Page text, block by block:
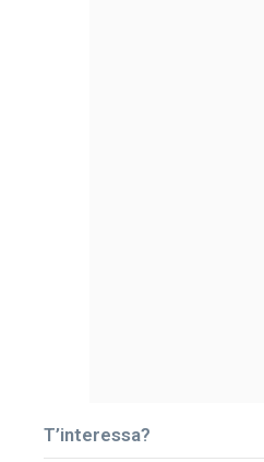
T’interessa?